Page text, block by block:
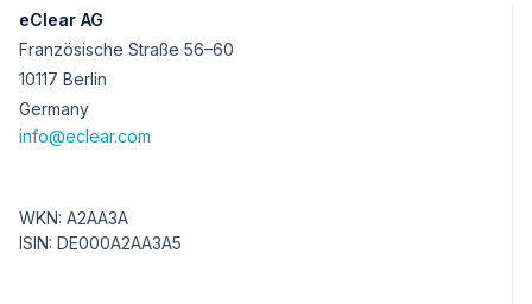
eClear AG
Französische Straße 56–60
10117 Berlin
Germany
info@eclear.com
WKN: A2AA3A
ISIN: DE000A2AA3A5